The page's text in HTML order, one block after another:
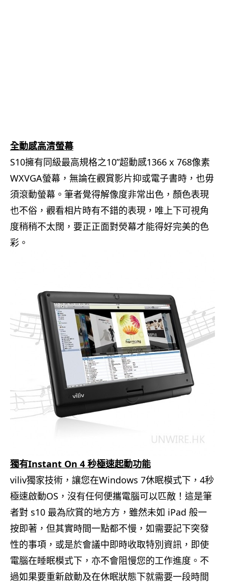
全動感高清螢幕
S10擁有同級最高規格之10”超動感1366 x 768像素
WXVGA螢幕，無論在觀賞影片抑或電子書時，也毋
須滾動螢幕。筆者覺得解像度非常出色，顏色表現
也不俗，觀看相片時有不錯的表現，唯上下可視角
度稍稍不太闊，要正正面對熒幕才能得好完美的色
彩。
獨有Instant On 4 秒極速起動功能
viliv獨家技術，讓您在Windows 7休眠模式下，4秒
極速啟動OS，沒有任何便攜電腦可以匹敵！這是筆
者對 s10 最為欣賞的地方方，雖然未如 iPad 般一
按即著，但其實時間一點都不慢，如需要記下突發
性的事項，或是於會議中即時收取特別資訊，即使
電腦在睡眠模式下，亦不會阻慢您的工作進度。不
過如果要重新啟動及在休眠狀態下就需要一段時間